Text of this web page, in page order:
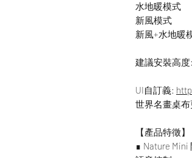
水地暖模式
新風模式
新風+水地暖
建議安裝高度:
UI自訂義:
世界名畫桌布
【產品特徵】
∎ Nature Mini